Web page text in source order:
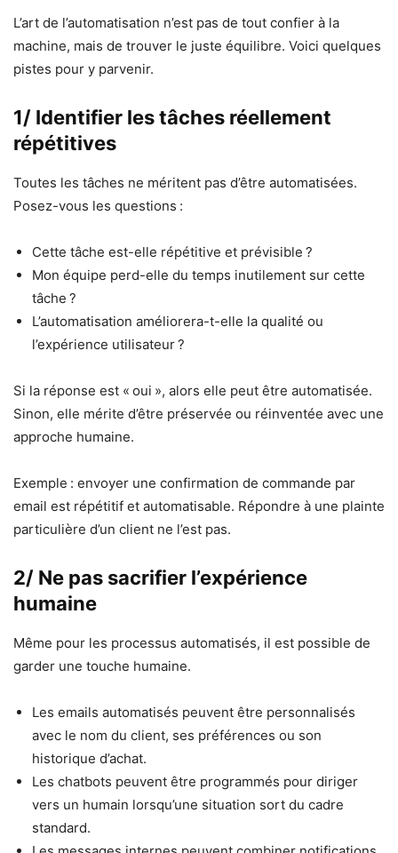
L’art de l’automatisation n’est pas de tout confier à la
machine, mais de trouver le juste équilibre. Voici quelques
pistes pour y parvenir.
1/ Identifier les tâches réellement
répétitives
Toutes les tâches ne méritent pas d’être automatisées.
Posez-vous les questions :
Cette tâche est-elle répétitive et prévisible ?
Mon équipe perd-elle du temps inutilement sur cette
tâche ?
L’automatisation améliorera-t-elle la qualité ou
l’expérience utilisateur ?
Si la réponse est « oui », alors elle peut être automatisée.
Sinon, elle mérite d’être préservée ou réinventée avec une
approche humaine.
Exemple : envoyer une confirmation de commande par
email est répétitif et automatisable. Répondre à une plainte
particulière d’un client ne l’est pas.
2/ Ne pas sacrifier l’expérience
humaine
Même pour les processus automatisés, il est possible de
garder une touche humaine.
Les emails automatisés peuvent être personnalisés
avec le nom du client, ses préférences ou son
historique d’achat.
Les chatbots peuvent être programmés pour diriger
vers un humain lorsqu’une situation sort du cadre
standard.